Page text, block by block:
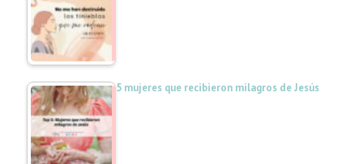
5 mujeres que recibieron milagros de Jesús